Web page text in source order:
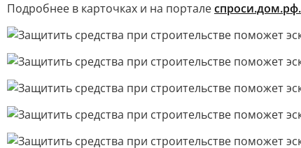
Подробнее в карточках и на порталеспроси.дом.рф.